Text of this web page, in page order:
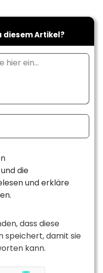
diesem Artikel?
die
und erkläre
dass diese
speichert, damit sie
kann.